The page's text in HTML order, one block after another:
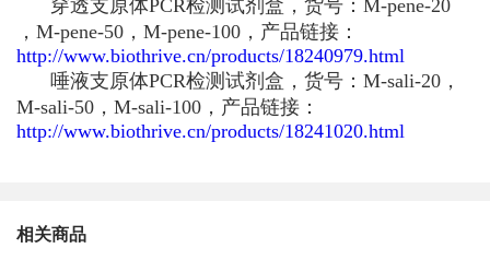
穿透支原体PCR检测试剂盒，货号：M-pene-20
，M-pene-50，M-pene-100，产品链接：
http://www.biothrive.cn/products/18240979.html
唾液支原体PCR检测试剂盒，货号：M-sali-20，
M-sali-50，M-sali-100，产品链接：
http://www.biothrive.cn/products/18241020.html
相关商品